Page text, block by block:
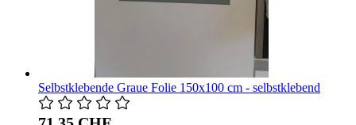
Selbstklebende Graue Folie 150x100 cm - selbstklebend